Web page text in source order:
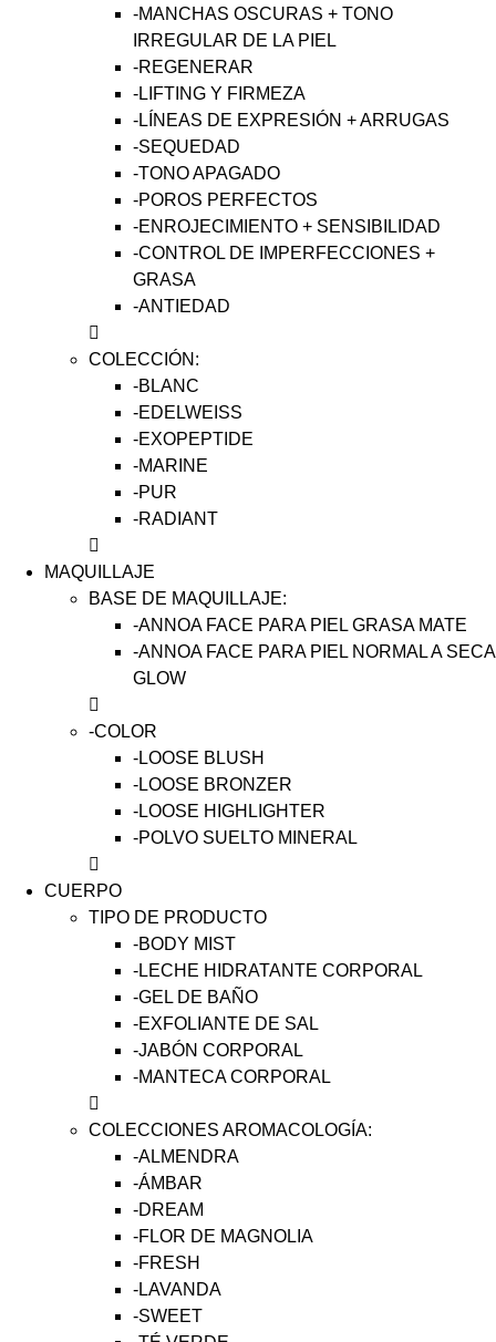
-MANCHAS OSCURAS + TONO
IRREGULAR DE LA PIEL
-REGENERAR
-LIFTING Y FIRMEZA
-LÍNEAS DE EXPRESIÓN + ARRUGAS
-SEQUEDAD
-TONO APAGADO
-POROS PERFECTOS
-ENROJECIMIENTO + SENSIBILIDAD
-CONTROL DE IMPERFECCIONES +
GRASA
-ANTIEDAD
COLECCIÓN:
-BLANC
-EDELWEISS
-EXOPEPTIDE
-MARINE
-PUR
-RADIANT
MAQUILLAJE
BASE DE MAQUILLAJE:
-ANNOA FACE PARA PIEL GRASA MATE
-ANNOA FACE PARA PIEL NORMAL A SECA
GLOW
-COLOR
-LOOSE BLUSH
-LOOSE BRONZER
-LOOSE HIGHLIGHTER
-POLVO SUELTO MINERAL
CUERPO
TIPO DE PRODUCTO
-BODY MIST
-LECHE HIDRATANTE CORPORAL
-GEL DE BAÑO
-EXFOLIANTE DE SAL
-JABÓN CORPORAL
-MANTECA CORPORAL
COLECCIONES AROMACOLOGÍA:
-ALMENDRA
-ÁMBAR
-DREAM
-FLOR DE MAGNOLIA
-FRESH
-LAVANDA
-SWEET